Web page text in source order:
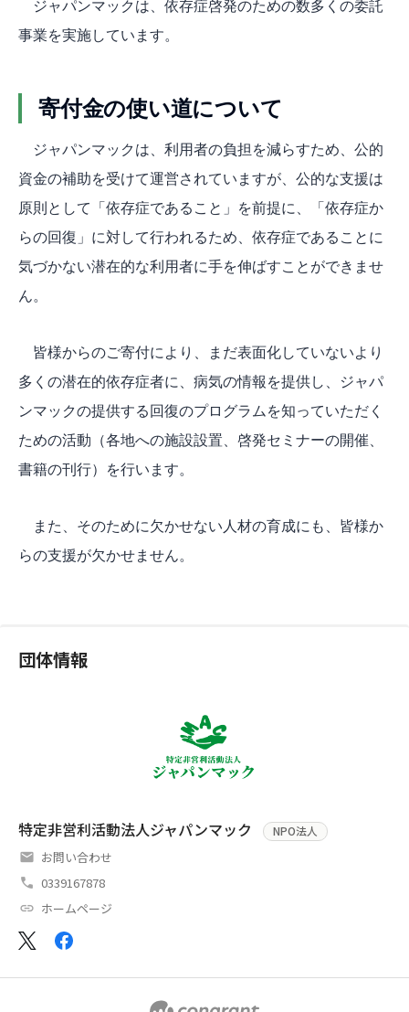
ジャパンマックは、依存症啓発のための数多くの委託
事業を実施しています。
寄付金の使い道について
ジャパンマックは、利用者の負担を減らすため、公的
資金の補助を受けて運営されていますが、公的な支援は
原則として「依存症であること」を前提に、「依存症か
らの回復」に対して行われるため、依存症であることに
気づかない潜在的な利用者に手を伸ばすことができませ
ん。
皆様からのご寄付により、まだ表面化していないより
多くの潜在的依存症者に、病気の情報を提供し、ジャパ
ンマックの提供する回復のプログラムを知っていただく
ための活動（各地への施設設置、啓発セミナーの開催、
書籍の刊行）を行います。
また、そのために欠かせない人材の育成にも、皆様か
らの支援が欠かせません。
団体情報
特定非営利活動法人ジャパンマック NPO法人
お問い合わせ
0339167878
ホームページ